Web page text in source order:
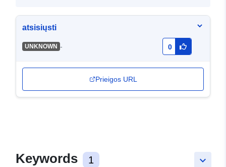
atsisiųsti
UNKNOWN - 0
Prieigos URL
keyboard_arrow_down
Keywords 1